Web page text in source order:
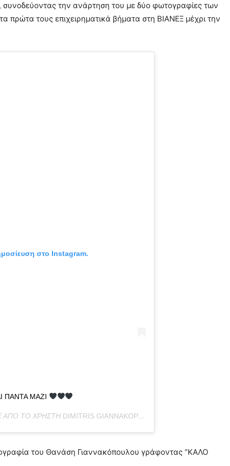
, συνοδεύοντας την ανάρτηση του με δύο φωτογραφίες των
τους επιχειρηματικά βήματα στη ΒΙΑΝΕΞ μέχρι την
στο Instagram.
ΠΑΝΤΑ ΜΑΖΙ
ΑΠΌ ΤΟ ΧΡΉΣΤΗ DIMITRIS GIANNAKOPOULOS
του Θανάση Γιαννακόπουλου γράφοντας “ΚΑΛΟ